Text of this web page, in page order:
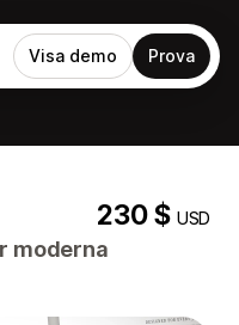
Visa demo Prova
230 $USD
moderna